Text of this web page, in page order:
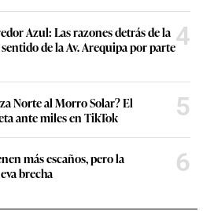
Azul: Las razones detrás de la
de la Av. Arequipa por parte4
Norte al Morro Solar? El
ante miles en TikTok
5
más escaños, pero la
brecha
6